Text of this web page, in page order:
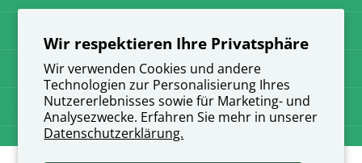
Wir respektieren Ihre Privatsphäre
Wir verwenden Cookies und andere
Technologien zur Personalisierung Ihres
Nutzererlebnisses sowie für Marketing- und
Analysezwecke. Erfahren Sie mehr in unserer
Datenschutzerklärung.
Datenschutz
Impressum